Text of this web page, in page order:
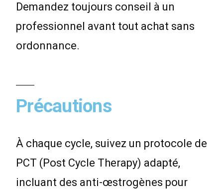
Demandez toujours conseil à un
professionnel avant tout achat sans
ordonnance.
Précautions
À chaque cycle, suivez un protocole de
PCT (Post Cycle Therapy) adapté,
incluant des anti-œstrogènes pour